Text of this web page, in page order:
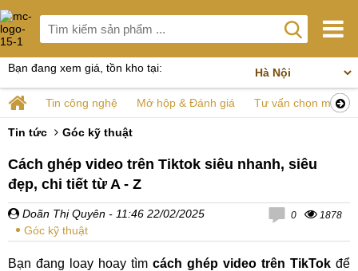
Bạn đang xem giá, tồn kho tại:
Tin công nghệ Mở hộp & Đánh giá Tư vấn chọn mua
Tin tức Góc kỹ thuật
Cách ghép video trên Tiktok siêu nhanh, siêu
đẹp, chi tiết từ A - Z
Doãn Thị Quyên - 11:46 22/02/2025
Góc kỹ thuật
0 1878
Bạn đang loay hoay tìm cách ghép video trên TikTok để